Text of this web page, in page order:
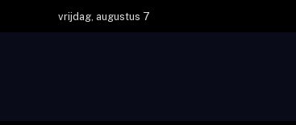
vrijdag, augustus 7